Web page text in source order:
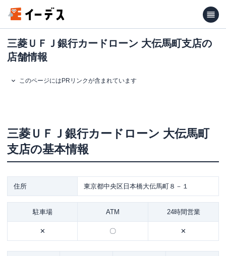
三菱ＵＦＪ銀行カードローン 大伝馬町支店の
店舗情報
このページにはPRリンクが含まれています
三菱ＵＦＪ銀行カードローン 大伝馬町
支店の基本情報
住所 東京都中央区日本橋大伝馬町８－１
駐車場 ATM 24時間営業
✕ 〇 ✕